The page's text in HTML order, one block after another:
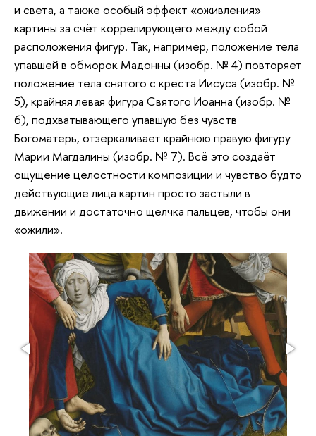
и света, а также особый эффект «оживления»
картины за счёт коррелирующего между собой
расположения фигур. Так, например, положение тела
упавшей в обморок Мадонны (изобр. № 4) повторяет
положение тела снятого с креста Иисуса (изобр. №
5), крайняя левая фигура Святого Иоанна (изобр. №
6), подхватывающего упавшую без чувств
Богоматерь, отзеркаливает крайнюю правую фигуру
Марии Магдалины (изобр. № 7). Всё это создаёт
ощущение целостности композиции и чувство будто
действующие лица картин просто застыли в
движении и достаточно щелчка пальцев, чтобы они
«ожили».